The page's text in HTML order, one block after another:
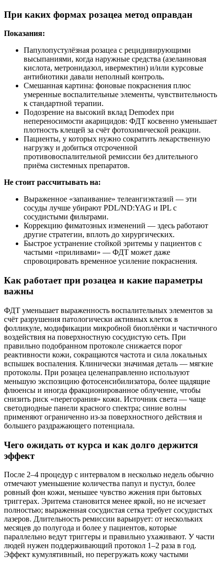
При каких формах розацеа метод оправдан
Показания:
Папулопустулёзная розацеа с рецидивирующими
высыпаниями, когда наружные средства (азелаиновая
кислота, метронидазол, ивермектин) и/или курсовые
антибиотики давали неполный контроль.
Смешанная картина: фоновые покраснения плюс
умеренные воспалительные элементы, чувствительность
к стандартной терапии.
Подозрение на высокий вклад Demodex при
непереносимости акарицидов: ФДТ косвенно уменьшает
плотность клещей за счёт фотохимической реакции.
Пациенты, у которых нужно сократить лекарственную
нагрузку и добиться отсроченной
противовоспалительной ремиссии без длительного
приёма системных препаратов.
Не стоит рассчитывать на:
Выраженное «запаивание» телеангиэктазий — эти
сосуды лучше убирают PDL/ND:YAG и IPL с
сосудистыми фильтрами.
Коррекцию фиматозных изменений — здесь работают
другие стратегии, вплоть до хирургических.
Быстрое устранение стойкой эритемы у пациентов с
частыми «приливами» — ФДТ может даже
спровоцировать временное усиление покраснения.
Как работает при розацеа и какие параметры
важны
ФДТ уменьшает выраженность воспалительных элементов за
счёт разрушения патологически активных клеток в
фолликуле, модификации микробной биоплёнки и частичного
воздействия на поверхностную сосудистую сеть. При
правильно подобранном протоколе снижается порог
реактивности кожи, сокращаются частота и сила локальных
вспышек воспаления. Клинически значимая деталь — мягкие
протоколы. При розацеа целенаправленно используют
меньшую экспозицию фотосенсибилизатора, более щадящие
флюенсы и иногда фракционированное облучение, чтобы
снизить риск «перегорания» кожи. Источник света — чаще
светодиодные панели красного спектра; синие волны
применяют ограниченно из-за поверхностного действия и
большего раздражающего потенциала.
Чего ожидать от курса и как долго держится
эффект
После 2–4 процедур с интервалом в несколько недель обычно
отмечают уменьшение количества папул и пустул, более
ровный фон кожи, меньшее чувство жжения при бытовых
триггерах. Эритема становится менее яркой, но не исчезает
полностью; выраженная сосудистая сетка требует сосудистых
лазеров. Длительность ремиссии варьирует: от нескольких
месяцев до полугода и более у пациентов, которые
параллельно ведут триггеры и правильно ухаживают. У части
людей нужен поддерживающий протокол 1–2 раза в год.
Эффект кумулятивный, но перегружать кожу частыми